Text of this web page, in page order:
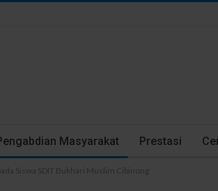
Masyarakat Prestasi
Siswa SDIT Bukhari Muslim Cibinong